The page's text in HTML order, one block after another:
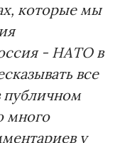
которые мы
- НАТО в
все
публичном
много
у